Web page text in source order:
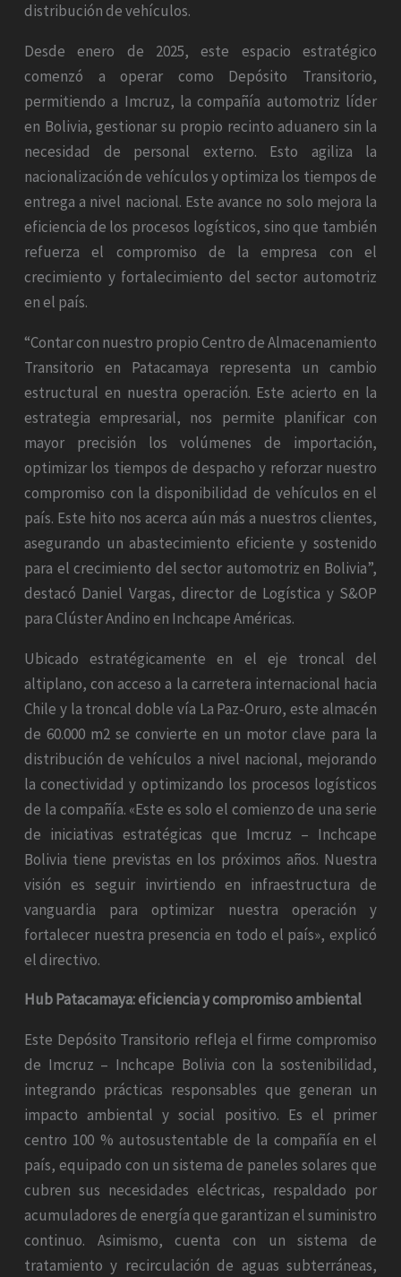
distribución de vehículos.
Desde enero de 2025, este espacio estratégico
comenzó a operar como Depósito Transitorio,
permitiendo a Imcruz, la compañía automotriz líder
en Bolivia, gestionar su propio recinto aduanero sin la
necesidad de personal externo. Esto agiliza la
nacionalización de vehículos y optimiza los tiempos de
entrega a nivel nacional. Este avance no solo mejora la
eficiencia de los procesos logísticos, sino que también
refuerza el compromiso de la empresa con el
crecimiento y fortalecimiento del sector automotriz
en el país.
“Contar con nuestro propio Centro de Almacenamiento
Transitorio en Patacamaya representa un cambio
estructural en nuestra operación. Este acierto en la
estrategia empresarial, nos permite planificar con
mayor precisión los volúmenes de importación,
optimizar los tiempos de despacho y reforzar nuestro
compromiso con la disponibilidad de vehículos en el
país. Este hito nos acerca aún más a nuestros clientes,
asegurando un abastecimiento eficiente y sostenido
para el crecimiento del sector automotriz en Bolivia”,
destacó Daniel Vargas, director de Logística y S&OP
para Clúster Andino en Inchcape Américas.
Ubicado estratégicamente en el eje troncal del
altiplano, con acceso a la carretera internacional hacia
Chile y la troncal doble vía La Paz-Oruro, este almacén
de 60.000 m2 se convierte en un motor clave para la
distribución de vehículos a nivel nacional, mejorando
la conectividad y optimizando los procesos logísticos
de la compañía. «Este es solo el comienzo de una serie
de iniciativas estratégicas que Imcruz – Inchcape
Bolivia tiene previstas en los próximos años. Nuestra
visión es seguir invirtiendo en infraestructura de
vanguardia para optimizar nuestra operación y
fortalecer nuestra presencia en todo el país», explicó
el directivo.
Hub Patacamaya: eficiencia y compromiso ambiental
Este Depósito Transitorio refleja el firme compromiso
de Imcruz – Inchcape Bolivia con la sostenibilidad,
integrando prácticas responsables que generan un
impacto ambiental y social positivo. Es el primer
centro 100 % autosustentable de la compañía en el
país, equipado con un sistema de paneles solares que
cubren sus necesidades eléctricas, respaldado por
acumuladores de energía que garantizan el suministro
continuo. Asimismo, cuenta con un sistema de
tratamiento y recirculación de aguas subterráneas,